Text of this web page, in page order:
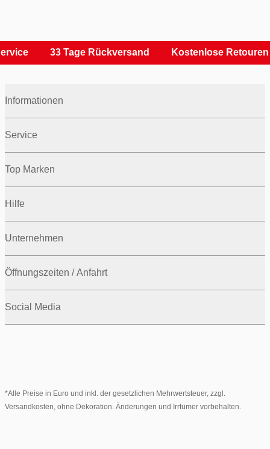
33 Tage Rückversand Kostenlose Retouren
Informationen
Service
Top Marken
Hilfe
Unternehmen
Öffnungszeiten / Anfahrt
Social Media
*Alle Preise in Euro und inkl. der gesetzlichen Mehrwertsteuer, zzgl.
Versandkosten, ohne Dekoration. Änderungen und Irrtümer vorbehalten.